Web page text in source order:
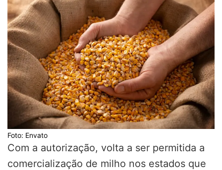
Foto: Envato
Com a autorização, volta a ser permitida a
comercialização de milho nos estados que